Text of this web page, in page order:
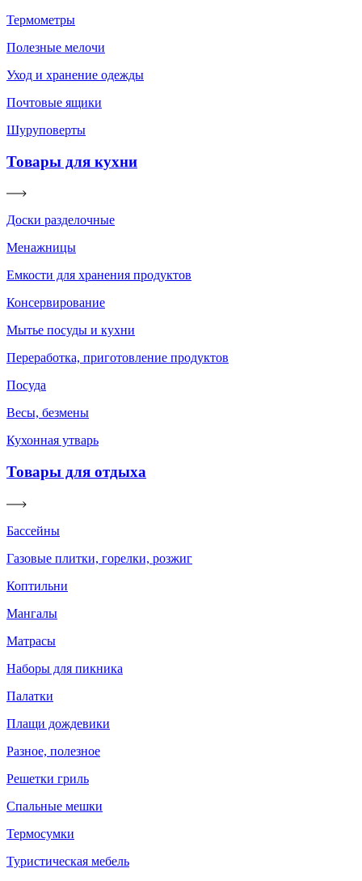
Термометры
Полезные мелочи
Уход и хранение одежды
Почтовые ящики
Шуруповерты
Товары для кухни
Доски разделочные
Менажницы
Емкости для хранения продуктов
Консервирование
Мытье посуды и кухни
Переработка, приготовление продуктов
Посуда
Весы, безмены
Кухонная утварь
Товары для отдыха
Бассейны
Газовые плитки, горелки, розжиг
Коптильни
Мангалы
Матрасы
Наборы для пикника
Палатки
Плащи дождевики
Разное, полезное
Решетки гриль
Спальные мешки
Термосумки
Туристическая мебель